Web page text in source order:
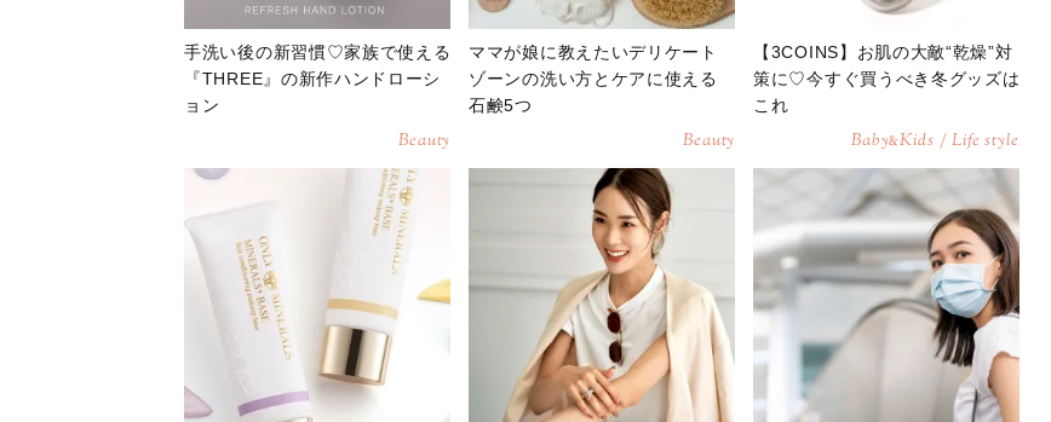
手洗い後の新習慣♡家族で使える
『THREE』の新作ハンドローシ
ョン
Beauty
ママが娘に教えたいデリケート
ゾーンの洗い方とケアに使える
石鹸5つ
Beauty
【3COINS】お肌の大敵“乾燥”対
策に♡今すぐ買うべき冬グッズは
これ
Baby&Kids / Life style